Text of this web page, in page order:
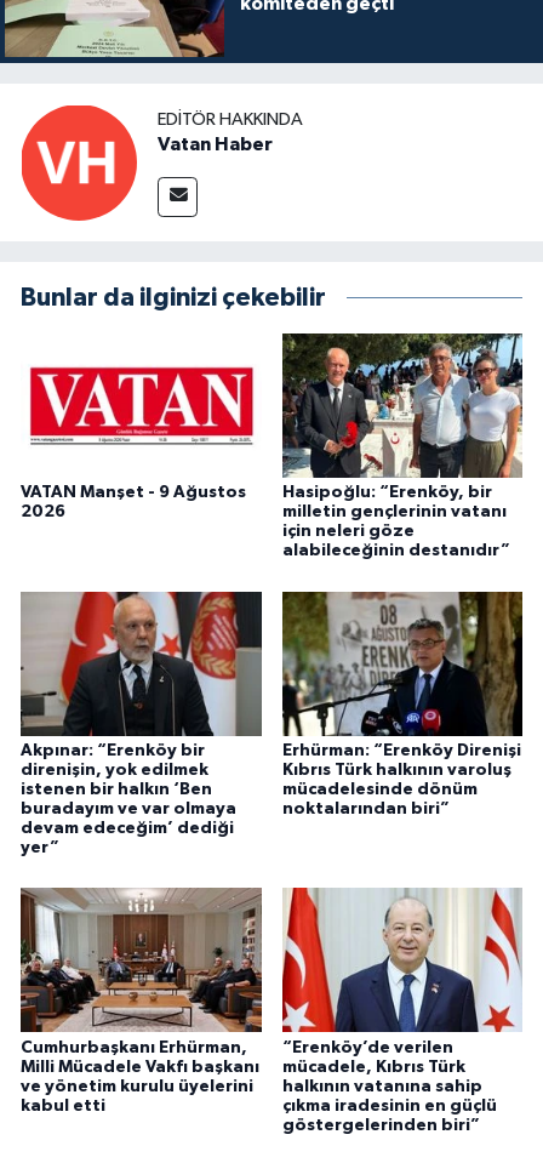
komiteden geçti
EDITÖR HAKKINDA
Vatan Haber
Bunlar da ilginizi çekebilir
VATAN Manşet - 9 Ağustos
2026
Hasipoğlu: “Erenköy, bir
milletin gençlerinin vatanı
için neleri göze
alabileceğinin destanıdır”
Akpınar: “Erenköy bir
direnişin, yok edilmek
istenen bir halkın ‘Ben
buradayım ve var olmaya
devam edeceğim’ dediği
yer”
Erhürman: “Erenköy Direnişi
Kıbrıs Türk halkının varoluş
mücadelesinde dönüm
noktalarından biri”
Cumhurbaşkanı Erhürman,
Milli Mücadele Vakfı başkanı
ve yönetim kurulu üyelerini
kabul etti
“Erenköy’de verilen
mücadele, Kıbrıs Türk
halkının vatanına sahip
çıkma iradesinin en güçlü
göstergelerinden biri”